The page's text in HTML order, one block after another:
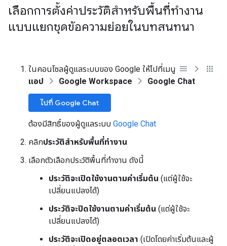
เลือกการตั้งค่าประวัติสำหรับพื้นที่ทำงาน
แบบแยกชุดข้อความย่อยในบทสนทนา
ในคอนโซลผู้ดูแลระบบของ Google ให้ไปที่เมนู
แอป
Google Workspace Google Chat
ไปที่ Google Chat
ต้องมีสิทธิ์ของผู้ดูแลระบบ Google Chat
คลิกประวัติสำหรับพื้นที่ทำงาน
เลือกตัวเลือกประวัติพื้นที่ทำงาน ดังนี้
ประวัติจะเปิดใช้งานตามค่าเริ่มต้น (แต่ผู้ใช้จะ
เปลี่ยนแปลงได้)
ประวัติจะปิดใช้งานตามค่าเริ่มต้น (แต่ผู้ใช้จะ
เปลี่ยนแปลงได้)
ประวัติจะเปิดอยู่ตลอดเวลา (เปิดโดยค่าเริ่มต้นและผู้